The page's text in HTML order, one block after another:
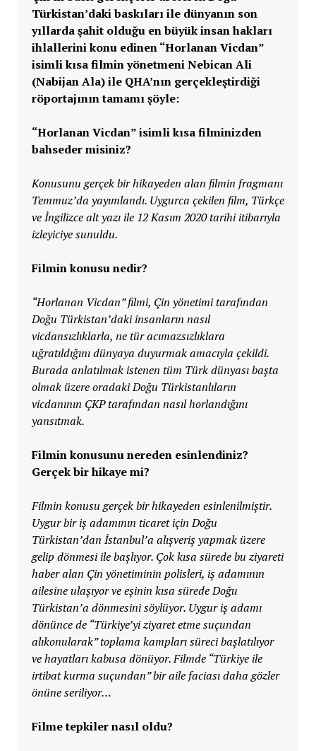
Türkistan’daki baskıları ile dünyanın son
yıllarda şahit olduğu en büyük insan hakları
ihlallerini konu edinen “Horlanan Vicdan”
isimli kısa filmin yönetmeni Nebican Ali
(Nabijan Ala) ile QHA’nın gerçekleştirdiği
röportajının tamamı şöyle:
“Horlanan Vicdan” isimli kısa filminizden
bahseder misiniz?
Konusunu gerçek bir hikayeden alan filmin fragmanı
Temmuz’da yayımlandı. Uygurca çekilen film, Türkçe
ve İngilizce alt yazı ile 12 Kasım 2020 tarihi itibarıyla
izleyiciye sunuldu.
Filmin konusu nedir?
“Horlanan Vicdan” filmi, Çin yönetimi tarafından
Doğu Türkistan’daki insanların nasıl
vicdansızlıklarla, ne tür acımazsızlıklara
uğratıldığını dünyaya duyurmak amacıyla çekildi.
Burada anlatılmak istenen tüm Türk dünyası başta
olmak üzere oradaki Doğu Türkistanlıların
vicdanının ÇKP tarafından nasıl horlandığını
yansıtmak.
Filmin konusunu nereden esinlendiniz?
Gerçek bir hikaye mi?
Filmin konusu gerçek bir hikayeden esinlenilmiştir.
Uygur bir iş adamının ticaret için Doğu
Türkistan’dan İstanbul’a alışveriş yapmak üzere
gelip dönmesi ile başlıyor. Çok kısa sürede bu ziyareti
haber alan Çin yönetiminin polisleri, iş adamının
ailesine ulaşıyor ve eşinin kısa sürede Doğu
Türkistan’a dönmesini söylüyor. Uygur iş adamı
dönünce de “Türkiye’yi ziyaret etme suçundan
alıkonularak” toplama kampları süreci başlatılıyor
ve hayatları kabusa dönüyor. Filmde “Türkiye ile
irtibat kurma suçundan” bir aile faciası daha gözler
önüne seriliyor…
Filme tepkiler nasıl oldu?